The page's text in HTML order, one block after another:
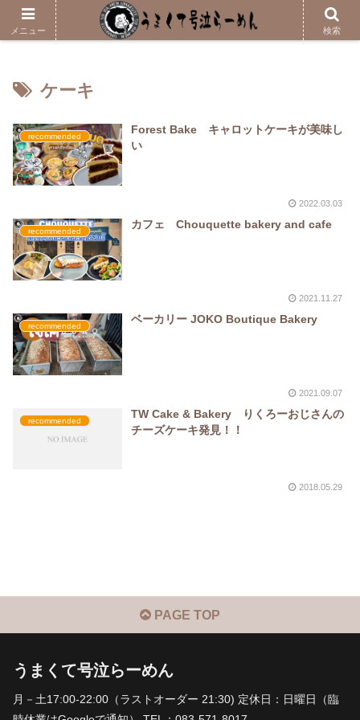
メニューはこちら
ケーキ
recommended
Forest Bake キャロットケーキが美味し
い
2022.03.03
recommended
カフェ Chouquette bakery and cafe
2021.11.27
recommended
ベーカリー JOKO Boutique Bakery
2021.09.07
recommended
TW Cake & Bakery りくろーおじさんの
チーズケーキ発見！！
2018.05.29
PAGE TOP
うまくて号泣らーめん
月－土17:00-22:00（ラストオーダー 21:30) 定休日：日曜日（臨
メニュー 検索